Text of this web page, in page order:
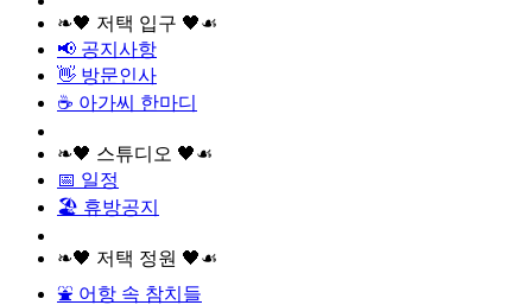
❧🖤 저택 입구 🖤☙
📢 공지사항
👋 방문인사
☕ 아가씨 한마디
❧🖤 스튜디오 🖤☙
📅 일정
🏖️ 휴방공지
❧🖤 저택 정원 🖤☙
⛲ 어항 속 참치들